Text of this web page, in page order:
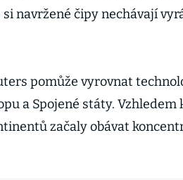
navržené čipy nechávají
pomůže vyrovnat
a Spojené státy. Vzhledem
začaly obávat